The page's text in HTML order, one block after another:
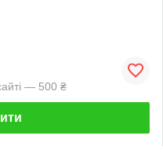
— 500 ₴